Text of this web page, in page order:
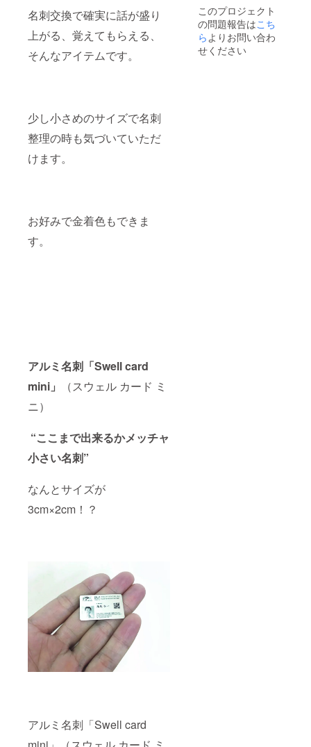
名刺交換で確実に話が盛り
上がる、覚えてもらえる、
そんなアイテムです。
少し小さめのサイズで名刺
整理の時も気づいていただ
けます。
お好みで金着色もできま
す。
アルミ名刺「Swell card
mini」
（スウェル カード ミ
ニ）
“ここまで出来るかメッチャ
小さい名刺”
なんとサイズが
3cm×2cm！？
アルミ名刺「Swell card
cardの
デザイ
ンは基
本お任
に話が
盛り上
がる、
覚えて
もらえ
このプロジェクト
の問題報告はこち
ら よりお問い合わ
せください